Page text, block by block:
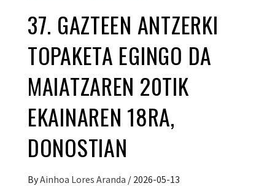
37. GAZTEEN ANTZERKI
TOPAKETA EGINGO DA
MAIATZAREN 20TIK
EKAINAREN 18RA,
DONOSTIAN
ByAinhoa Lores Aranda / 2026-05-13